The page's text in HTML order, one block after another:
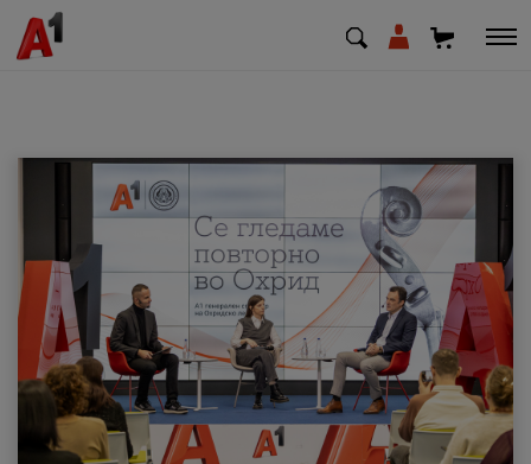
МК SQ
Приватни Деловни
Поддршка